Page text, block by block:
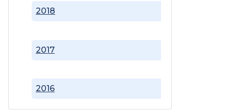
2016
2017
2018